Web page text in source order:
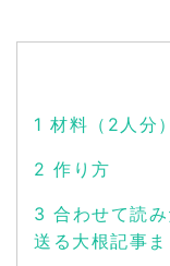
1 材料（2人分）
2 作り方
3 合わせて読
送る大根記事ま